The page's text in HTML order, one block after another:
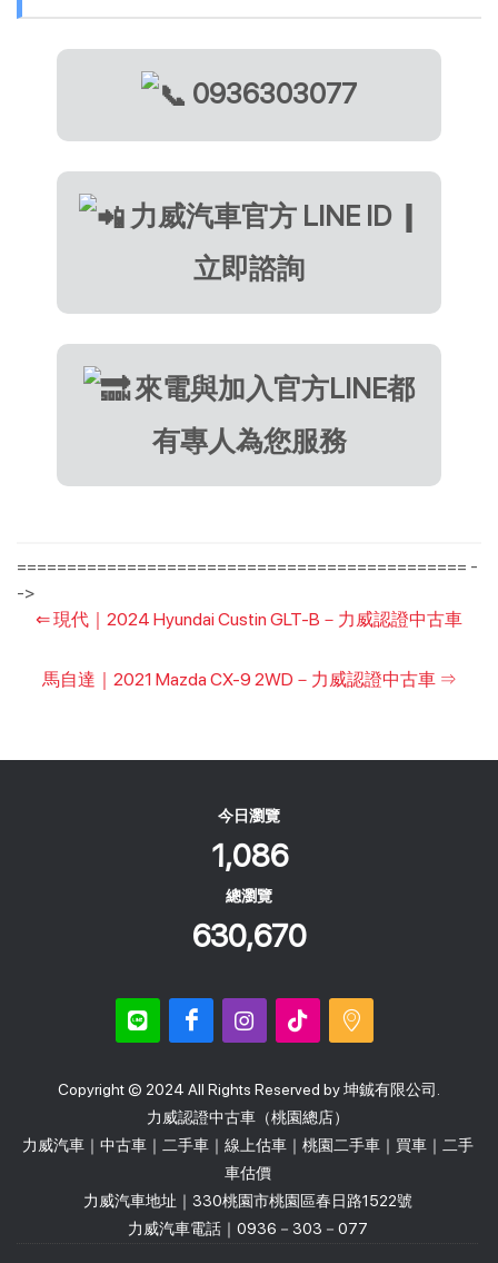
0936303077
力威汽車官方 LINE ID ❙
立即諮詢
來電與加入官方LINE都
有專人為您服務
============================================= -
->
⇐現代｜2024 Hyundai Custin GLT-B－力威認證中古車
馬自達｜2021 Mazda CX-9 2WD－力威認證中古車⇒
今日瀏覽
1,086
總瀏覽
630,670
Copyright © 2024 All Rights Reserved by 坤鋮有限公司.
力威認證中古車（桃園總店）
力威汽車｜中古車｜二手車｜線上估車｜桃園二手車｜買車｜二手
車估價
力威汽車地址｜330桃園市桃園區春日路1522號
力威汽車電話｜0936－303－077